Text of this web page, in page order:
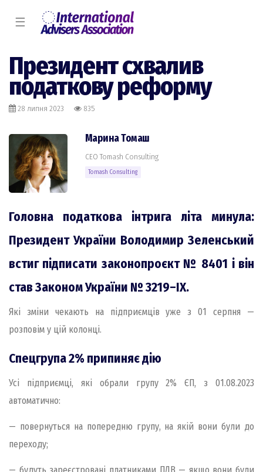
☰
Президент схвалив
податкову реформу
28 липня 2023 835
Марина Томаш
CEO Tomash Consulting
Tomash Consulting
Головна податкова інтрига літа минула:
Президент України Володимир Зеленський
встиг підписати законопроєкт № 8401 і він
став Законом України № 3219–IX.
Які зміни чекають на підприємців уже з 01 серпня —
розповім у цій колонці.
Спецгрупа 2% припиняє дію
Усі підприємці, які обрали групу 2% ЄП, з 01.08.2023
автоматично:
— повернуться на попередню групу, на якій вони були до
переходу;